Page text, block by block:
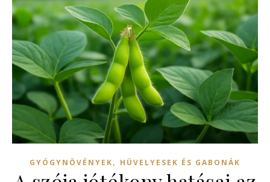
GYÓGYNÖVÉNYEK, HÜVELYESEK ÉS GABONÁK